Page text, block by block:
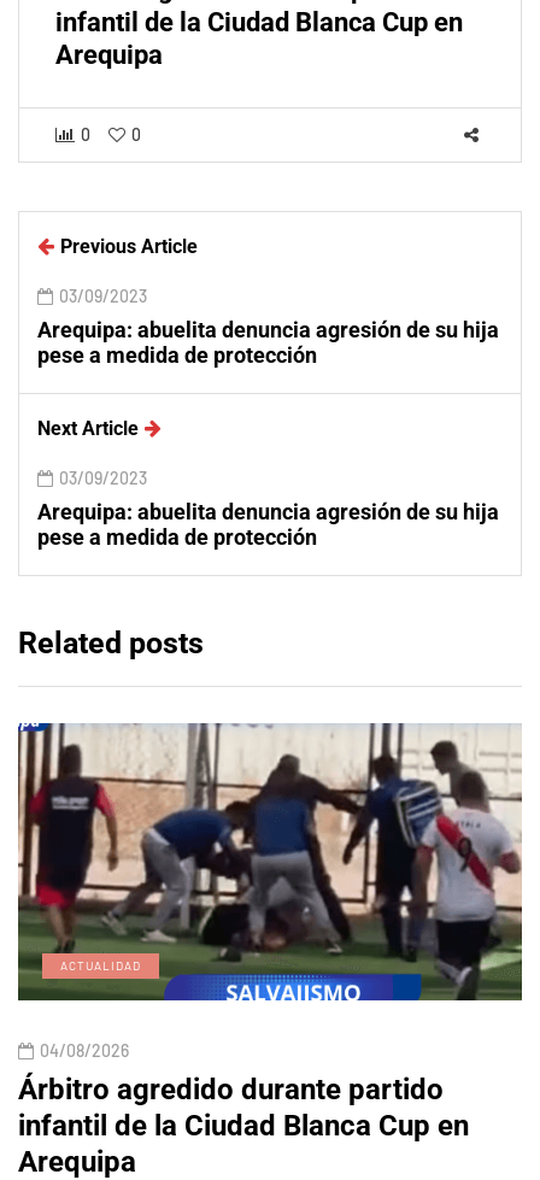
infantil de la Ciudad Blanca Cup en
Arequipa
0 0
Previous Article
03/09/2023
Arequipa: abuelita denuncia agresión de su hija
pese a medida de protección
Next Article
03/09/2023
Arequipa: abuelita denuncia agresión de su hija
pese a medida de protección
Related posts
ACTUALIDAD
04/08/2026
Árbitro agredido durante partido
infantil de la Ciudad Blanca Cup en
Arequipa